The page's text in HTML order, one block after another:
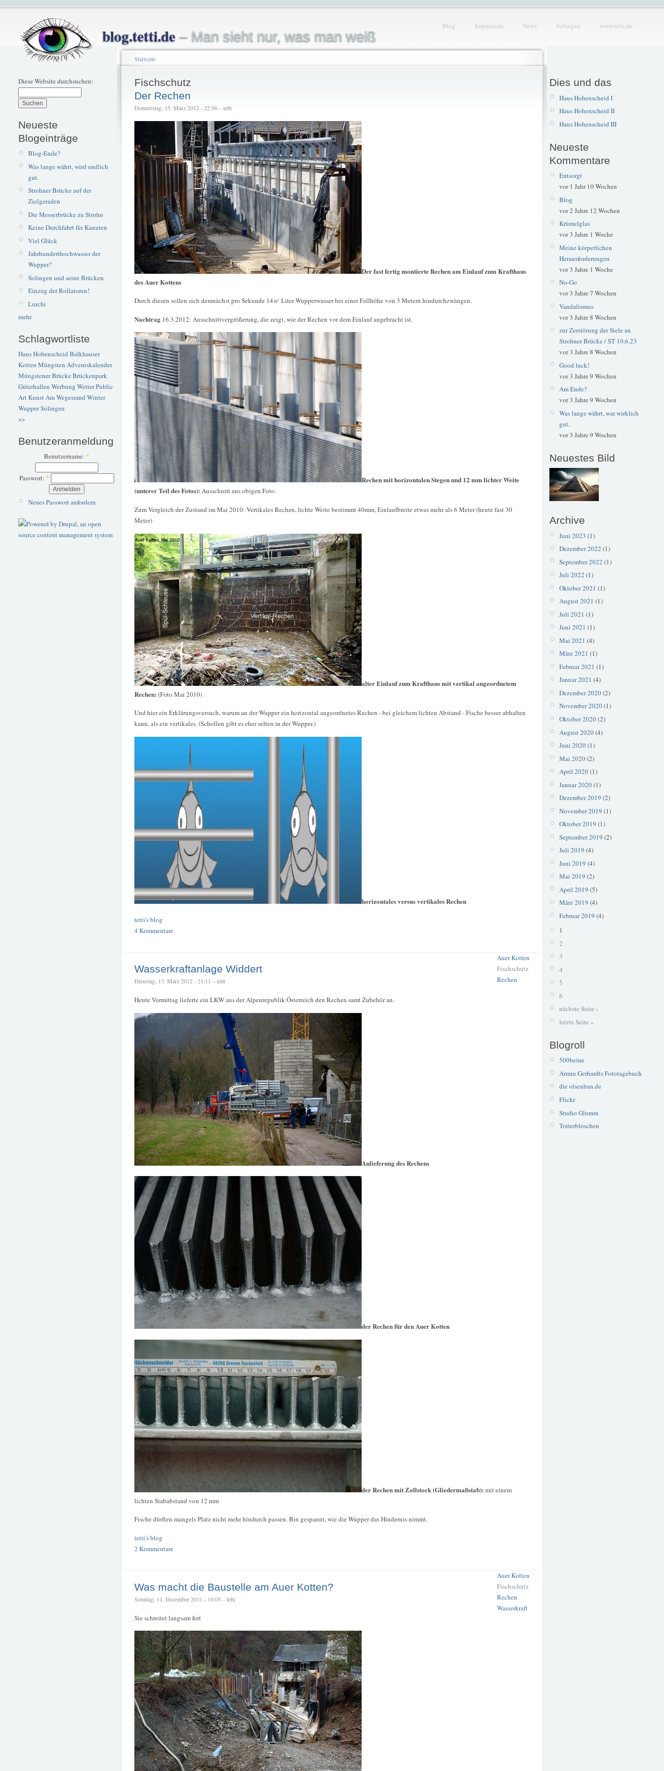
blog.tetti.de– Man sieht nur, was man weiß
Blog Impressum News Solingen www.tetti.de
Diese Website durchsuchen:
Neueste
Blogeinträge
Blog-Ende?
Was lange währt, wird endlich
gut.
Strohner Brücke auf der
Zielgeraden
Die Messerbrücke zu Strohn
Keine Durchfahrt für Kanuten
Viel Glück
Jahrhunderthochwasser der
Wupper?
Solingen und seine Brücken
Einzug der Rollatoren!
Lurchi
mehr
Schlagwortliste
Haus Hohenscheid Balkhauser
Kotten Müngsten Adventskalender
Müngstener BrückeBrückenpark
Güterhallen Werbung WetterPublic
ArtKunstAm Wegesrand Winter
WupperSolingen
>>
Benutzeranmeldung
Benutzername: *
Passwort: *
Neues Passwort anfordern
Startseite
Fischschutz
Der Rechen
Donnerstag, 15. März 2012 - 22:56 – tetti
Der fast fertig montierte Rechen am Einlauf zum Krafthaus
des Auer Kottens
Durch diesen sollen sich demnächst pro Sekunde 14㎥ Liter Wupperwasser bei einer Fallhöhe von 3 Metern hindurchzwängen.
Nachtrag 16.3.2012: Ausschnittvergrößerung, die zeigt, wie der Rechen vor dem Einlauf angebracht ist.
Rechen mit horizontalen Stegen und 12 mm lichter Weite
(unterer Teil des Fotos): Ausschnitt aus obigen Foto.
Zum Vergleich der Zustand im Mai 2010: Vertikales Rechen, lichte Weite bestimmt 40mm, Einlaufbreite etwas mehr als 6 Meter (heute fast 30
Meter)
alter Einlauf zum Krafthaus mit vertikal angeordnetem
Rechen: (Foto Mai 2010)
Und hier ein Erklärungsversuch, warum an der Wupper ein horizontal angeordnetes Rechen - bei gleichem lichten Abstand - Fische besser abhalten
kann, als ein vertikales. (Schollen gibt es eher selten in der Wupper.)
horizontales versus vertikales Rechen
tetti's blog
4 Kommentare
Auer Kotten
Fischschutz
Rechen
Wasserkraftanlage Widdert
Dienstag, 13. März 2012 - 21:11 – tetti
Heute Vormittag lieferte ein LKW aus der Alpenrepublik Österreich den Rechen samt Zubehör an.
Anlieferung des Rechens
der Rechen für den Auer Kotten
der Rechen mit Zollstock (Gliedermaßstab): mit einem
lichten Stababstand von 12 mm
Fische dürften mangels Platz nicht mehr hindurch passen. Bin gespannt, wie die Wupper das Hindernis nimmt.
tetti's blog
2 Kommentare
Auer Kotten
Fischschutz
Rechen
Wasserkraft
Was macht die Baustelle am Auer Kotten?
Sonntag, 11. Dezember 2011 - 10:05 – tetti
Sie schreitet langsam fort
Dies und das
Haus Hohenscheid I
Haus Hohenscheid II
Haus Hohenscheid III
Neueste
Kommentare
Entsorgt
vor 1 Jahr 10 Wochen
Blog
vor 2 Jahre 12 Wochen
Krümelglas
vor 3 Jahre 1 Woche
Meine körperlichen
Herausforderungen
vor 3 Jahre 1 Woche
No-Go
vor 3 Jahre 7 Wochen
Vandalismus
vor 3 Jahre 8 Wochen
zur Zerstörung der Stele an
Strohner Brücke / ST 10.6.23
vor 3 Jahre 8 Wochen
Good luck!
vor 3 Jahre 9 Wochen
Am Ende?
vor 3 Jahre 9 Wochen
Was lange währt, war wirklich
gut.
vor 3 Jahre 9 Wochen
Neuestes Bild
Archive
Juni 2023 (1)
Dezember 2022 (1)
September 2022 (1)
Juli 2022 (1)
Oktober 2021 (1)
August 2021 (1)
Juli 2021 (1)
Juni 2021 (1)
Mai 2021 (4)
März 2021 (1)
Februar 2021 (1)
Januar 2021 (4)
Dezember 2020(2)
November 2020(1)
Oktober 2020(2)
August 2020(4)
Juni 2020(1)
Mai 2020(2)
April 2020(1)
Januar 2020(1)
Dezember 2019 (2)
November 2019 (1)
Oktober 2019 (1)
September 2019 (2)
Juli 2019 (4)
Juni 2019 (4)
Mai 2019 (2)
April 2019 (5)
März 2019 (4)
Februar 2019 (4)
1
2
3
4
5
6
nächste Seite ›
letzte Seite »
Blogroll
500beine
Armin Gerhardts Fototagebuch
die olsenban.de
Flickr
Studio Glumm
Totterbloschen